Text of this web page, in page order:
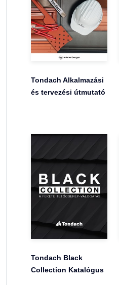
Tondach Alkalmazási
és tervezési útmutató
Tondach Black
Collection Katalógus